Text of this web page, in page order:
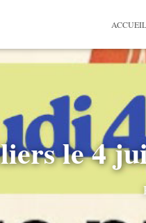
ACCUEIL
le 4